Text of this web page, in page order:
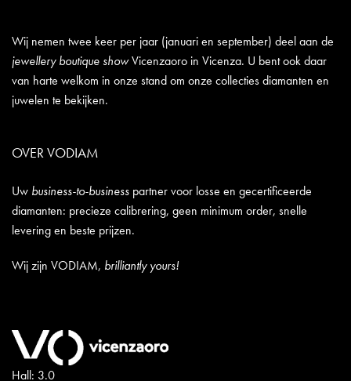
Wij nemen twee keer per jaar (januari en september) deel aan de
jewellery boutique showVicenzaoro in Vicenza. U bent ook daar
van harte welkom in onze stand om onze collecties diamanten en
juwelen te bekijken.
OVER VODIAM
Uw business-to-business partner voor losse en gecertificeerde
diamanten: precieze calibrering, geen minimum order, snelle
levering en beste prijzen.
Wij zijn VODIAM, brilliantly yours!
Hall: 3.0